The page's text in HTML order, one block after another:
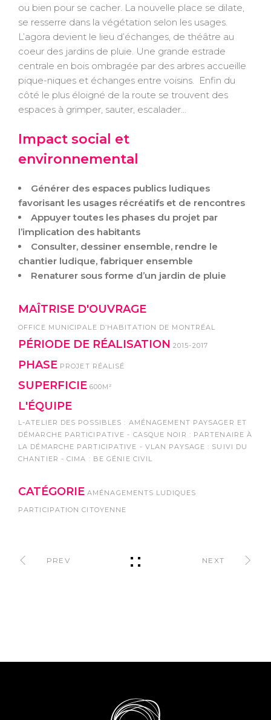
ou bien pour se cacher. La nouvelle place se dilate,
se resserre dans la végétation selon les usages.
L’agora devient le lieu d’échanges, de théâtre au
coeur des jardins de pluie. Une grande estrade
centrale en bois ombragée par des arbres accueille
pique-niques et échanges entre voisins. Enfin du
côté le plus éloigné de la route se trouvent des
espaces à grimper, sauter, escalader…
Impact social et
environnemental
Générer des espaces publics ludiques
favorisant les usages récréatifs et de rencontres
Appuyer toutes les phases du projet par
l’implication des habitants
Consulter, dessiner ensemble, rendre le
chantier ludique, fabriquer ensemble
Renaturer sous forme d’un jardin de pluie
MAÎTRISE D'OUVRAGE
OFFICE MUNICIPALE D’HABITATION DE MONTRÉAL
PÉRIODE DE RÉALISATION 2015-2017
PHASE PROJET RÉALISÉ
SUPERFICIE 600M²
L'ÉQUIPE
L-ATELIER DES POSSIBLES : AMÉNAGEMENT PAYSAGER ET
DÉMARCHE PARTICIPATIVE - CASQUE NOIR : PARTENAIRE À
LA DÉMARCHE PARTICIPATIVE - VLAN PAYSAGE : SUIVI DU
CHANTIER - CIMA : BE GÉNIE CIVIL
CATÉGORIE AMÉNAGEMENTS LUDIQUES
PARTICIPATION CITOYENNE
PREV NEXT